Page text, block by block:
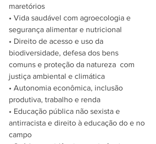
maretórios
• Vida saudável com agroecologia e
segurança alimentar e nutricional
• Direito de acesso e uso da
biodiversidade, defesa dos bens
comuns e proteção da natureza  com
justiça ambiental e climática
• Autonomia econômica, inclusão
produtiva, trabalho e renda
• Educação pública não sexista e
antirracista e direito à educação do e no
campo